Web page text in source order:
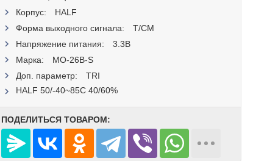
Корпус:
HALF
Форма выходного сигнала:
T/CM
Напряжение питания:
3.3В
Марка:
MO-26B-S
Доп. параметр:
TRI
HALF 50/-40~85C 40/60%
ПОДЕЛИТЬСЯ ТОВАРОМ: